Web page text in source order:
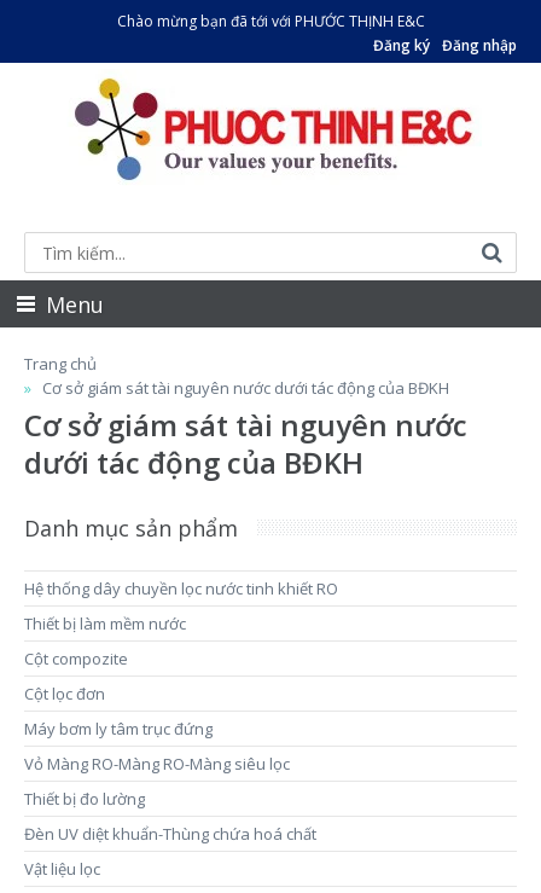
Chào mừng bạn đã tới với PHƯỚC THỊNH E&C
Đăng ký Đăng nhập
Menu
Trang chủ
Cơ sở giám sát tài nguyên nước dưới tác động của BĐKH
Cơ sở giám sát tài nguyên nước
dưới tác động của BĐKH
Danh mục sản phẩm
Hệ thống dây chuyền lọc nước tinh khiết RO
Thiết bị làm mềm nước
Cột compozite
Cột lọc đơn
Máy bơm ly tâm trục đứng
Vỏ Màng RO-Màng RO-Màng siêu lọc
Thiết bị đo lường
Đèn UV diệt khuẩn-Thùng chứa hoá chất
Vật liệu lọc